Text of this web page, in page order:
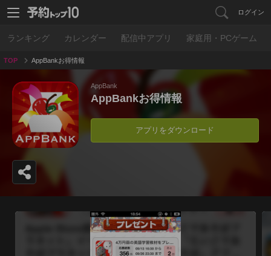
ログイン
ランキング カレンダー 配信中アプリ 家庭用・PCゲーム
TOP AppBankお得情報
AppBank
AppBankお得情報
アプリをダウンロード